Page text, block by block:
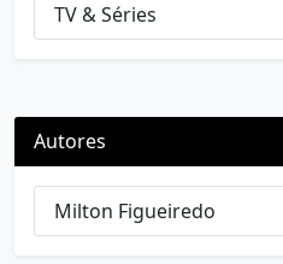
TV & Séries
Autores
Milton Figueiredo